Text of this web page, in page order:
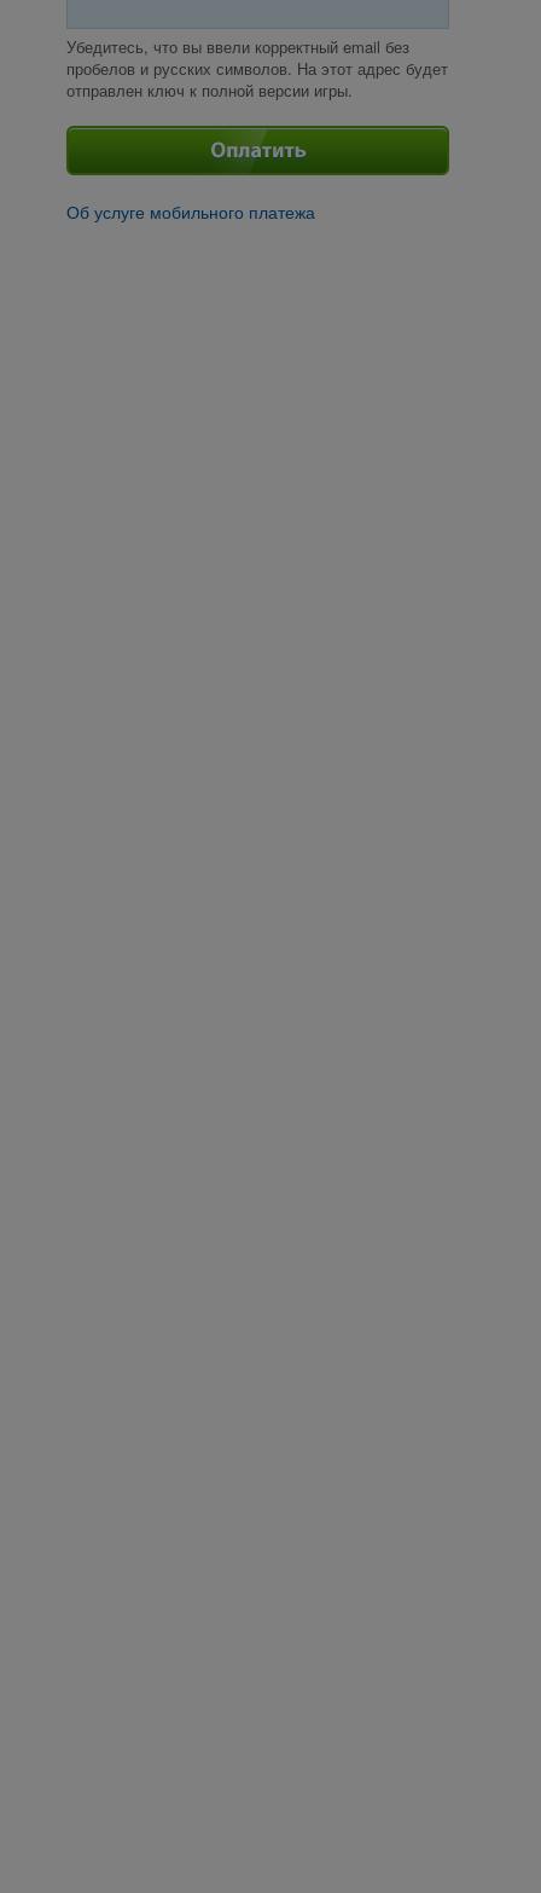
Убедитесь, что вы ввели корректный email без
пробелов и русских символов. На этот адрес будет
отправлен ключ к полной версии игры.
Об услуге мобильного платежа